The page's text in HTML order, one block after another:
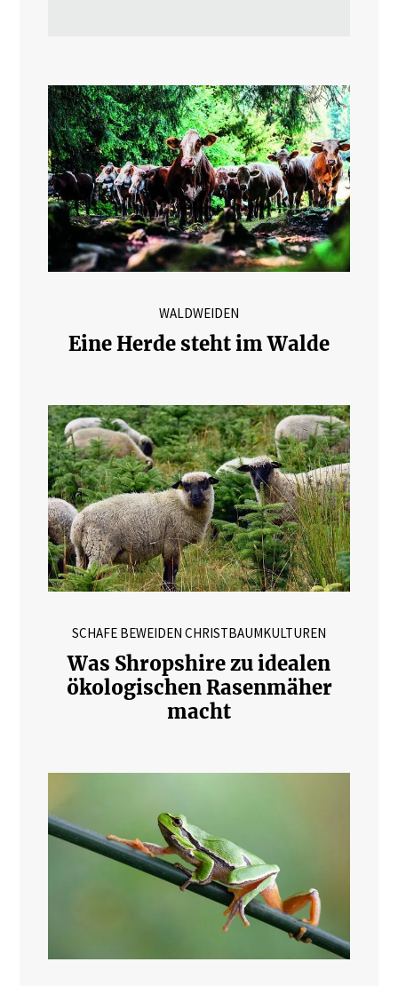
WALDWEIDEN
Eine Herde steht im Walde
SCHAFE BEWEIDEN CHRISTBAUMKULTUREN
Was Shropshire zu idealen
ökologischen Rasenmäher
macht